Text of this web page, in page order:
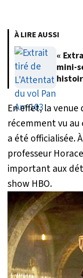
À LIRE AUSSI
«
mini-
En effet, la venue
récemment vu
a été officialisée.
professeur
important aux
show HBO.